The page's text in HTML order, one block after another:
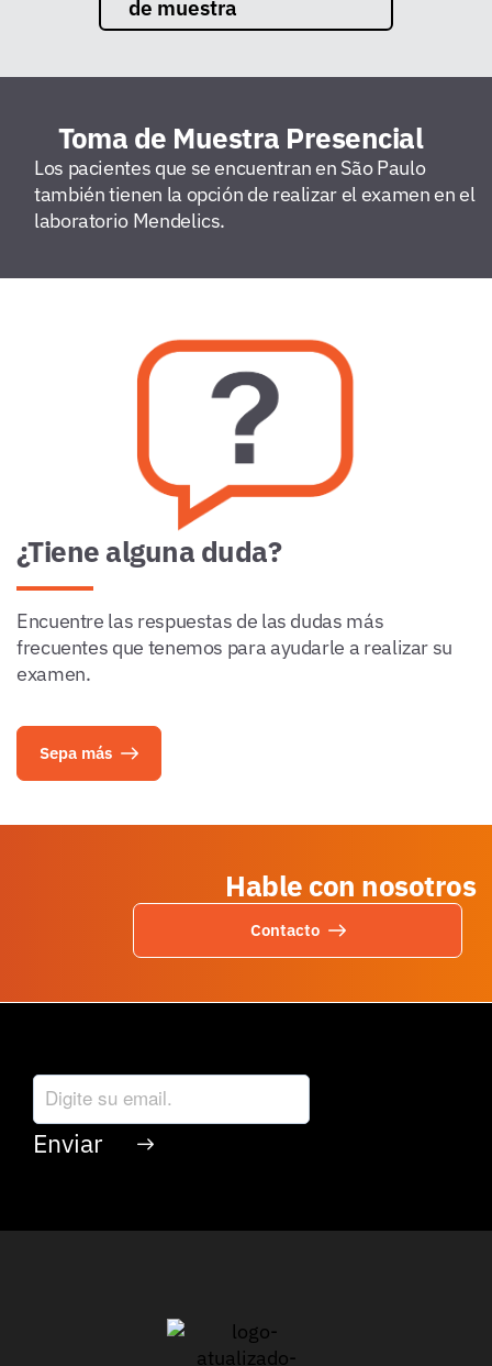
de muestra
Toma de Muestra Presencial
Los pacientes que se encuentran en São Paulo
también tienen la opción de realizar el examen en el
laboratorio Mendelics.
¿Tiene alguna duda?
Encuentre las respuestas de las dudas más
frecuentes que tenemos para ayudarle a realizar su
examen.
Sepa más
Hable con nosotros
Contacto